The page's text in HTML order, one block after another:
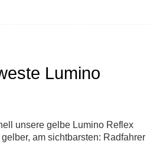
Lumino
unsere gelbe Lumino Reflex
am sichtbarsten: Radfahrer